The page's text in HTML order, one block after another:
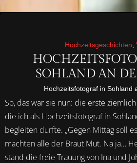
Hochzeitsgeschichten
SOHLAND AN
Hochzeitsfotograf in Sohland
So, das war sie nun: die erste
die ich als Hochzeitsfotograf in
begleiten durfte. „Gegen Mittag soll
machten alle der Braut Mut. Na ja…
stand die freie Trauung von Ina und